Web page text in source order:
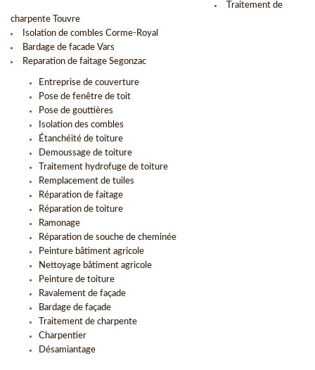
Traitement de
charpente Touvre
Isolation de combles Corme-Royal
Bardage de facade Vars
Reparation de faitage Segonzac
Entreprise de couverture
Pose de fenêtre de toit
Pose de gouttières
Isolation des combles
Étanchéité de toiture
Demoussage de toiture
Traitement hydrofuge de toiture
Remplacement de tuiles
Réparation de faitage
Réparation de toiture
Ramonage
Réparation de souche de cheminée
Peinture bâtiment agricole
Nettoyage bâtiment agricole
Peinture de toiture
Ravalement de façade
Bardage de façade
Traitement de charpente
Charpentier
Désamiantage